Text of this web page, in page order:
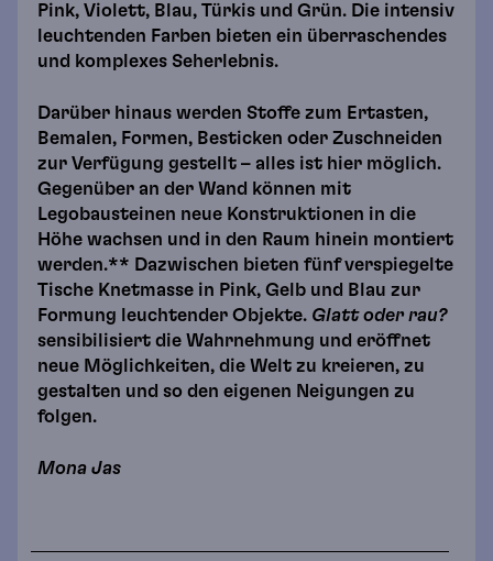
Pink, Violett, Blau, Türkis und Grün. Die intensiv
leuchtenden Farben bieten ein überraschendes
und komplexes Seherlebnis.
Darüber hinaus werden Stoffe zum Ertasten,
Bemalen, Formen, Besticken oder Zuschneiden
zur Verfügung gestellt – alles ist hier möglich.
Gegenüber an der Wand können mit
Legobausteinen neue Konstruktionen in die
Höhe wachsen und in den Raum hinein montiert
werden.** Dazwischen bieten fünf verspiegelte
Tische Knetmasse in Pink, Gelb und Blau zur
Formung leuchtender Objekte. Glatt oder rau?
sensibilisiert die Wahrnehmung und eröffnet
neue Möglichkeiten, die Welt zu kreieren, zu
gestalten und so den eigenen Neigungen zu
folgen.
Mona Jas